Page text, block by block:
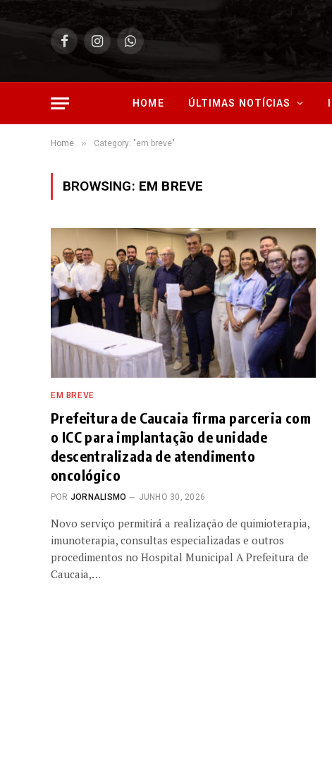
FacebookInstagramWhatsApp
HOME ÚLTIMAS NOTÍCIAS
Home » Category: "em breve"
BROWSING: EM BREVE
EM BREVE
Prefeitura de Caucaia firma parceria com
o ICC para implantação de unidade
descentralizada de atendimento
oncológico
POR JORNALISMO JUNHO 30, 2026
Novo serviço permitirá a realização de quimioterapia,
imunoterapia, consultas especializadas e outros
procedimentos no Hospital Municipal A Prefeitura de
Caucaia,…